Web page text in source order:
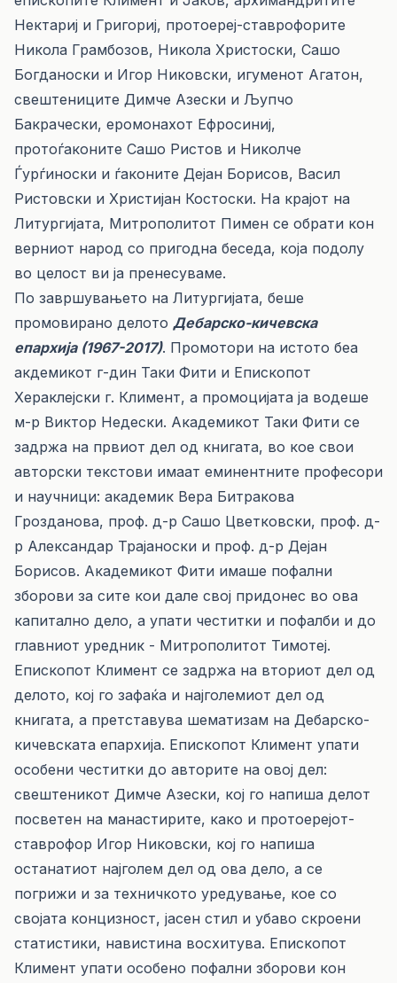
Нектариј и Григориј, протоереј-ставрофорите
Никола Грамбозов, Никола Христоски, Сашо
Богданоски и Игор Никовски, игуменот Агатон,
свештениците Димче Азески и Љупчо
Бакрачески, еромонахот Ефросиниј,
протоѓаконите Сашо Ристов и Николче
Ѓурѓиноски и ѓаконите Дејан Борисов, Васил
Ристовски и Христијан Костоски. На крајот на
Литургијата, Митрополитот Пимен се обрати кон
верниот народ со пригодна беседа, која подолу
во целост ви ја пренесуваме.
По завршувањето на Литургијата, беше
промовирано делото Дебарско-кичевска
епархија (1967-2017). Промотори на истото беа
акдемикот г-дин Таки Фити и Епископот
Хераклејски г. Климент, а промоцијата ја водеше
м-р Виктор Недески. Академикот Таки Фити се
задржа на првиот дел од книгата, во кое свои
авторски текстови имаат еминентните професори
и научници: академик Вера Битракова
Грозданова, проф. д-р Сашо Цветковски, проф. д-
р Александар Трајаноски и проф. д-р Дејан
Борисов. Академикот Фити имаше пофални
зборови за сите кои дале свој придонес во ова
капитално дело, а упати честитки и пофалби и до
главниот уредник - Митрополитот Тимотеј.
Епископот Климент се задржа на вториот дел од
делото, кој го зафаќа и најголемиот дел од
книгата, а претставува шематизам на Дебарско-
кичевската епархија. Епископот Климент упати
особени честитки до авторите на овој дел:
свештеникот Димче Азески, кој го напиша делот
посветен на манастирите, како и протоерејот-
ставрофор Игор Никовски, кој го напиша
останатиот најголем дел од ова дело, а се
погрижи и за техничкото уредување, кое со
својата концизност, јасен стил и убаво скроени
статистики, навистина восхитува. Епископот
Климент упати особено пофални зборови кон